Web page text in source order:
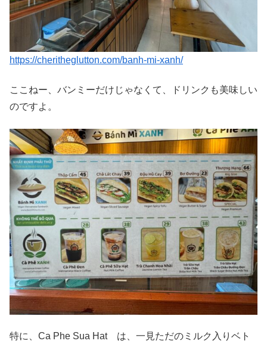
https://cheritheglutton.com/banh-mi-xanh/
ここねー、バンミーだけじゃなくて、ドリンクも美味しい
のですよ。
特に、Ca Phe Sua Hat は、一見ただのミルク入りベト